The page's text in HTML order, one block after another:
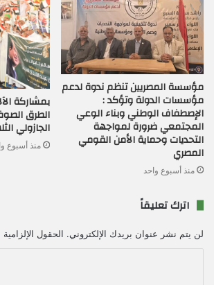
مؤسسة المصريين تنظم ندوة لدعم
مؤسسات الدولة وتؤكد :
الإصطفاف الوطني وبناء الوعي
المجتمعي ضرورة لمواجهة
التحديات وحماية الأمن القومي
المصري
منذ أسبوع واحد
بمشاركة
الطرق
الجازولي
منذ أسبوع
اترك تعليقاً
لن يتم نشر عنوان بريدك الإلكتروني. الحقول الإلزامية